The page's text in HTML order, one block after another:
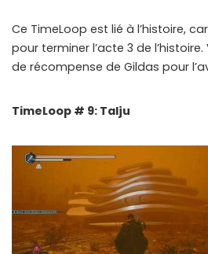
Ce TimeLoop est lié à l’histoire,
pour terminer l’acte 3 de
de récompense de Gildas pour
TimeLoop # 9: Talju